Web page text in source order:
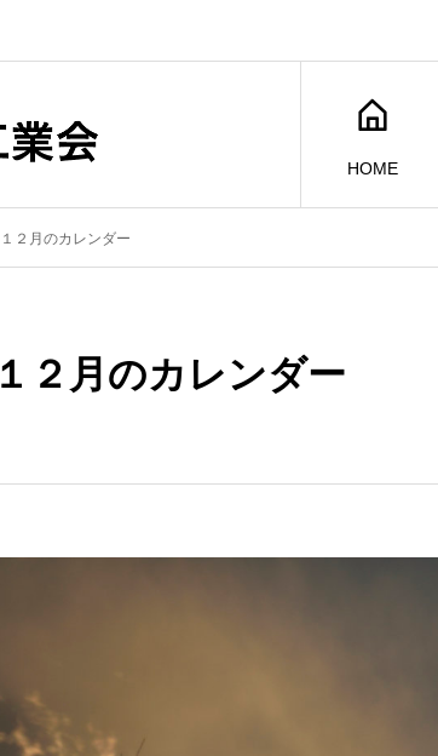
HOME
１２月のカレンダー
１２月のカレンダー